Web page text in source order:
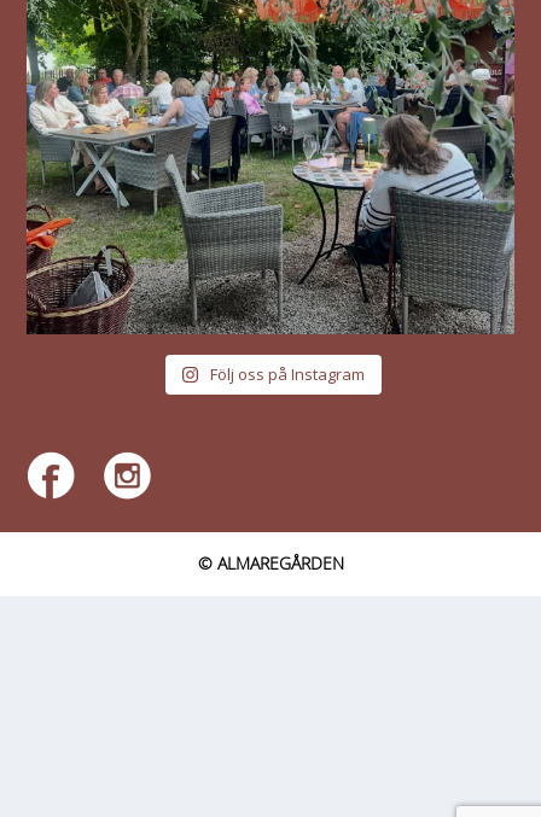
Följ oss på Instagram
© ALMAREGÅRDEN